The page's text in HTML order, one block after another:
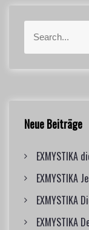
a
r
o
:
Neue Beiträge
EXMYSTIKA
EXMYSTIKA
EXMYSTIKA
EXMYSTIKA